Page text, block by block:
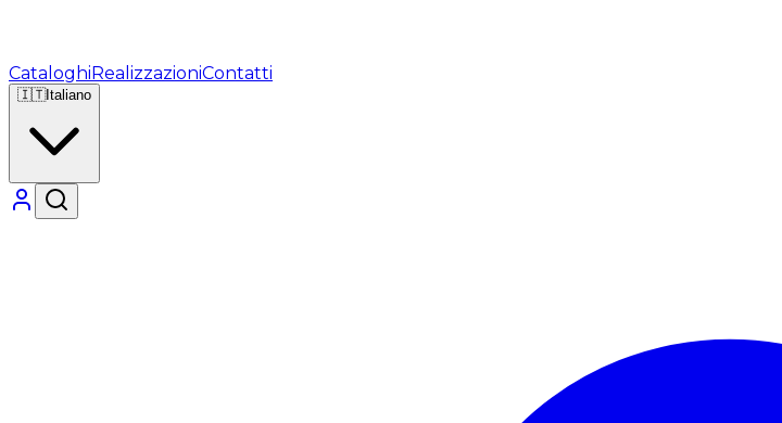
CataloghiRealizzazioniContatti
🇮🇹Italiano